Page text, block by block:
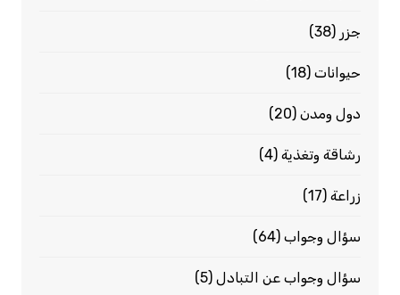
جزر (38)
حيوانات(18)
دول ومدن(20)
رشاقة وتغذية(4)
زراعة(17)
سؤال وجواب(64)
سؤال وجواب عن التبادل(5)